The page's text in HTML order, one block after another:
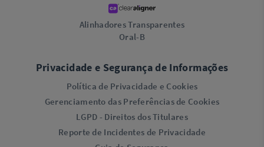
Alinhadores Transparentes
Oral-B
Privacidade e Segurança de Informações
Política de Privacidade e Cookies
Gerenciamento das Preferências de Cookies
LGPD - Direitos dos Titulares
Reporte de Incidentes de Privacidade